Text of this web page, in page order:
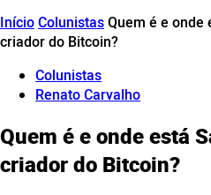
InícioColunistasQuem é e onde
criador do Bitcoin?
Colunistas
Renato Carvalho
Quem é e onde está
criador do Bitcoin?